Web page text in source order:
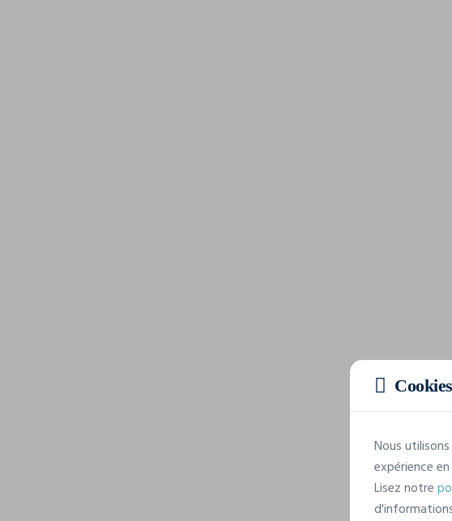
Cookies
Nous
expérience
Lisez notre